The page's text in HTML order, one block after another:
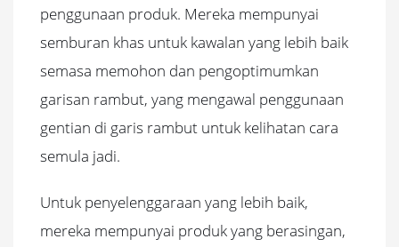
penggunaan produk. Mereka mempunyai
semburan khas untuk kawalan yang lebih baik
semasa memohon dan pengoptimumkan
garisan rambut, yang mengawal penggunaan
gentian di garis rambut untuk kelihatan cara
semula jadi.
Untuk penyelenggaraan yang lebih baik,
mereka mempunyai produk yang berasingan,